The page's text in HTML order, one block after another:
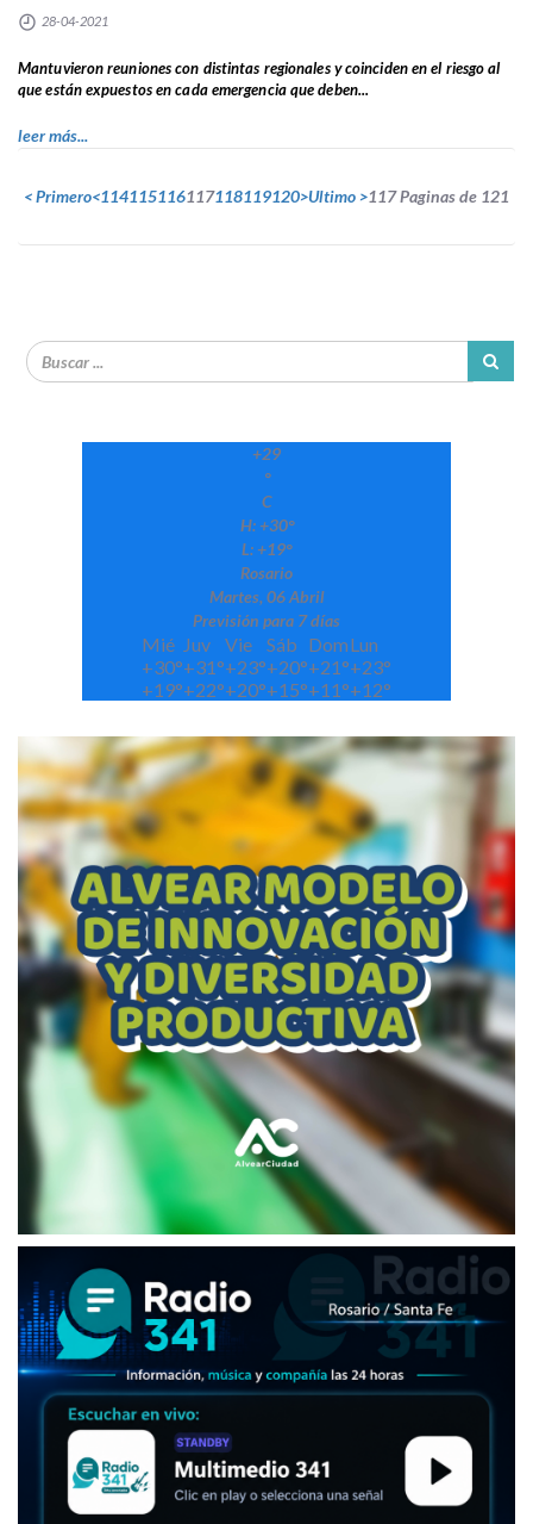
28-04-2021
Mantuvieron reuniones con distintas regionales y coinciden en el riesgo al
que están expuestos en cada emergencia que deben...
leer más...
< Primero<114115116117118119120>Ultimo >117 Paginas de 121
+29
°
C
H: +30°
L: +19°
Rosario
Martes, 06 Abril
Previsión para 7 días
Mié Juv Vie Sáb DomLun
+30°+31°+23°+20°+21°+23°
+19°+22°+20°+15°+11°+12°